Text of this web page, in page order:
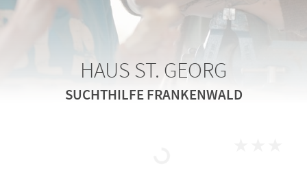
HAUS ST. GEORG
SUCHTHILFE FRANKENWALD